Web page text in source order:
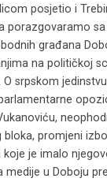
posjetio i
porazgovaramo
građana
na političkoj
O srpskom
promjeni
koje je imalo
medije u Doboju